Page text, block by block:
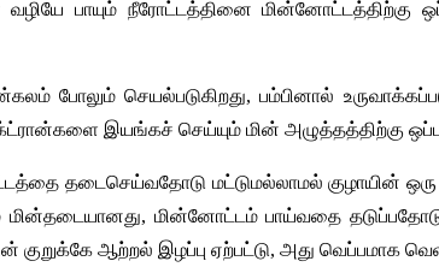
வழியே பாயும் நீரோட்டத்தினை
போலும் செயல்படுகிறது, பம்பினால்
இயங்கச் செய்யும் மின் அழுத்தத்திற்கு
நீரோட்டத்தை தடைசெய்வதோடு மட்டுமல்லாமல்
மின்தடையானது, மின்னோட்டம் பாய்வதை
ஆற்றல் இழப்பு ஏற்பட்டு, அது வெப்பமாக